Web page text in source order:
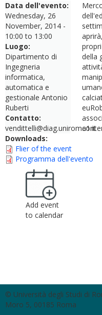
Data dell'evento:
Wednesday, 26
November, 2014 -
10:00 to 13:00
Luogo:
Dipartimento di
Ingegneria
informatica,
automatica e
gestionale Antonio
Ruberti
Contatto:
vendittelli@diag.uniroma1.it
della
Downloads:
Flier of the event
Programma dell'evento
Add event
to calendar
© Università degli Studi di
Moro 5, 00185 Roma